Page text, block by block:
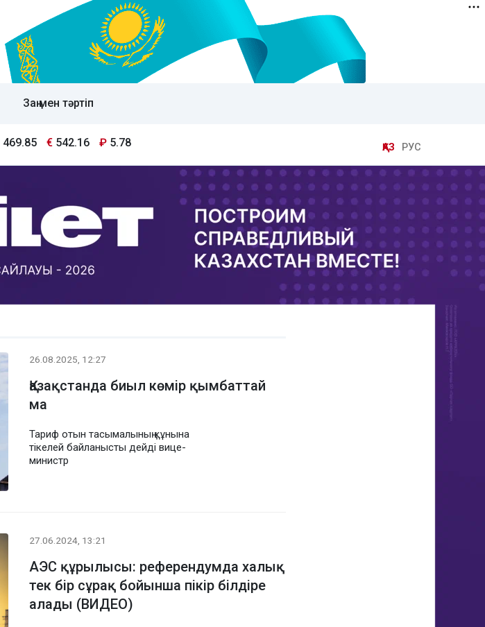
Заң мен тәртіп
469.85 € 542.16 ₽ 5.78 ҚАЗ РУС
26.08.2025, 12:27
Қазақстанда биыл көмір қымбаттай
ма
Тариф отын тасымалының құнына
тікелей байланысты дейді вице-
министр
27.06.2024, 13:21
АЭС құрылысы: референдумда халық
тек бір сұрақ бойынша пікір білдіре
алады (ВИДЕО)